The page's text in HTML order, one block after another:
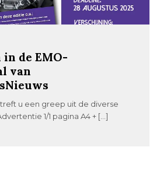
de EMO-
van
u een greep uit de diverse
1/1 pagina A4 + […]